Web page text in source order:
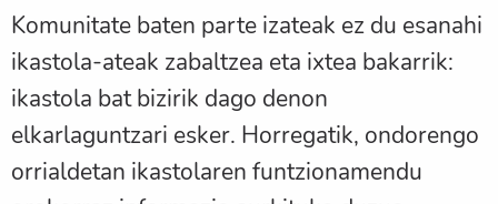
Komunitate baten parte izateak ez du esanahi
ikastola-ateak zabaltzea eta ixtea bakarrik:
ikastola bat bizirik dago denon
elkarlaguntzari esker. Horregatik, ondorengo
orrialdetan ikastolaren funtzionamendu